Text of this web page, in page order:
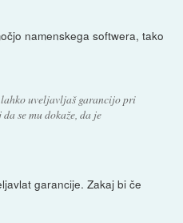
namenskega softwera, tako
uveljavljaš garancijo pri
se mu dokaže, da je
garancije. Zakaj bi če